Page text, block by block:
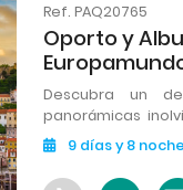
Ref. PAQ20765
Oporto y
Descubra un
panorámicas
se refleja en sus
déjese conquistar
9 díasy 8